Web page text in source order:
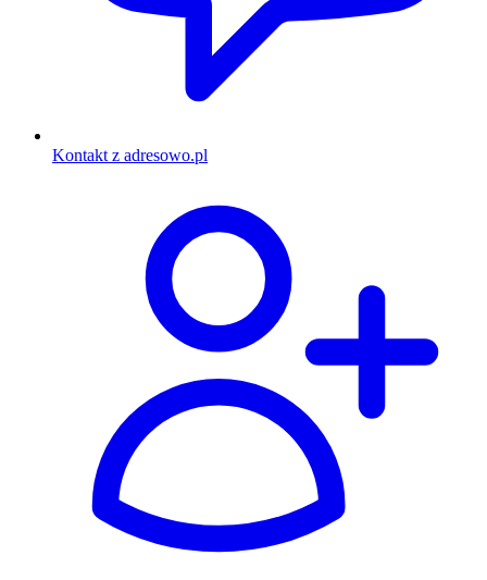
Kontakt z adresowo.pl